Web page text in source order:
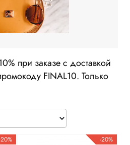
при заказе с доставкой
FINAL10. Только
-20%